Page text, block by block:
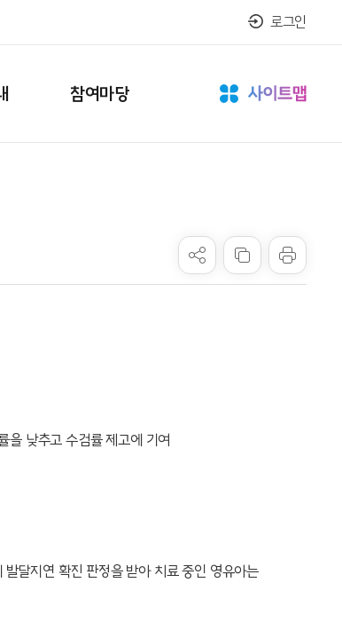
로그인
참여마당
을 낮추고 수검률 제고에 기여
달지연 확진 판정을 받아 치료 중인 영유아는